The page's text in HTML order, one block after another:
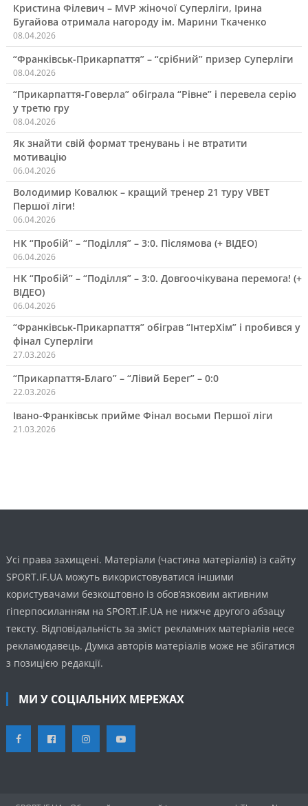
Кристина Філевич – MVP жіночої Суперліги, Ірина
Бугайова отримала нагороду ім. Марини Ткаченко
08.04.2026
“Франківськ-Прикарпаття” – “срібний” призер Суперліги
08.04.2026
“Прикарпаття-Говерла” обіграла “Рівне” і перевела серію
у третю гру
08.04.2026
Як знайти свій формат тренувань і не втратити
мотивацію
06.04.2026
Володимир Ковалюк – кращий тренер 21 туру VBET
Першої ліги!
06.04.2026
НК “Пробій” – “Поділля” – 3:0. Післямова (+ ВІДЕО)
06.04.2026
НК “Пробій” – “Поділля” – 3:0. Довгоочікувана перемога! (+
ВІДЕО)
06.04.2026
“Франківськ-Прикарпаття” обіграв “ІнтерХім” і пробився у
фінал Суперліги
27.03.2026
“Прикарпаття-Благо” – “Лівий Берег” – 0:0
22.03.2026
Івано-Франківськ прийме Фінал восьми Першої ліги
21.03.2026
Усі права захищені. Матеріали (частина матеріалів) із сайту
SPORT.IF.UA можуть використовуватися іншими
користувачами безкоштовно із обов’язковим активним
гіперпосиланням на SPORT.IF.UA не нижче другого абзацу
тексту. Відповідальність за зміст рекламних матеріалів несе
рекламодавець. Думка авторів матеріалів може не збігатися
з позицією редакції.
МИ У СОЦІАЛЬНИХ МЕРЕЖАХ